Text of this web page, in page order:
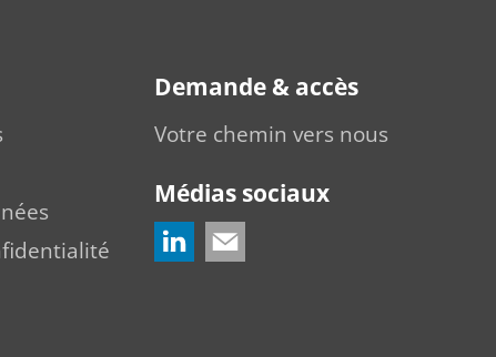
Demande & accès
Votre chemin vers nous
Médias sociaux